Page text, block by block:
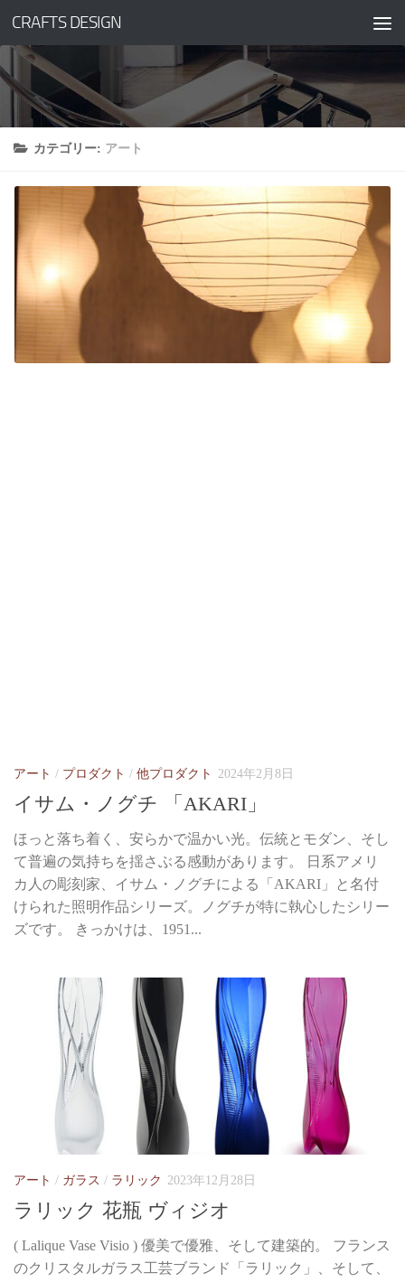
コンテンツへスキップ
CRAFTS DESIGN
カテゴリー: アート
アート / プロダクト / 他プロダクト 2024年2月8日
イサム・ノグチ 「AKARI」
ほっと落ち着く、安らかで温かい光。伝統とモダン、そし
て普遍の気持ちを揺さぶる感動があります。 日系アメリ
カ人の彫刻家、イサム・ノグチによる「AKARI」と名付
けられた照明作品シリーズ。ノグチが特に執心したシリー
ズです。 きっかけは、1951...
アート / ガラス / ラリック 2023年12月28日
ラリック 花瓶 ヴィジオ
( Lalique Vase Visio ) 優美で優雅、そして建築的。 フランス
のクリスタルガラス工芸ブランド「ラリック」、そして、